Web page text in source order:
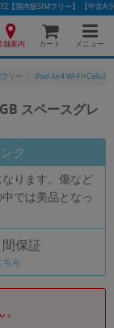
【国内版SIMフリー】 【中古
舗案内 カート メニュー
リー iPad Air4 Wi-Fi+Cellular
スペースグレ
ク
ります。傷など
では美品となっ
保証
ら